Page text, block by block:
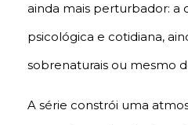
ainda mais perturbador: a
psicológica e cotidiana,
sobrenaturais ou mesmo
A série constrói uma